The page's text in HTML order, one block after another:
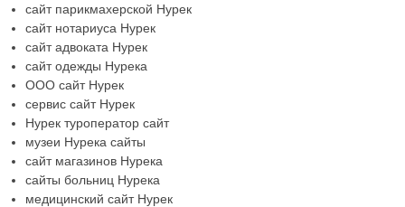
сайт парикмахерской Нурек
сайт нотариуса Нурек
сайт адвоката Нурек
сайт одежды Нурека
ООО сайт Нурек
сервис сайт Нурек
Нурек туроператор сайт
музеи Нурека сайты
сайт магазинов Нурека
сайты больниц Нурека
медицинский сайт Нурек